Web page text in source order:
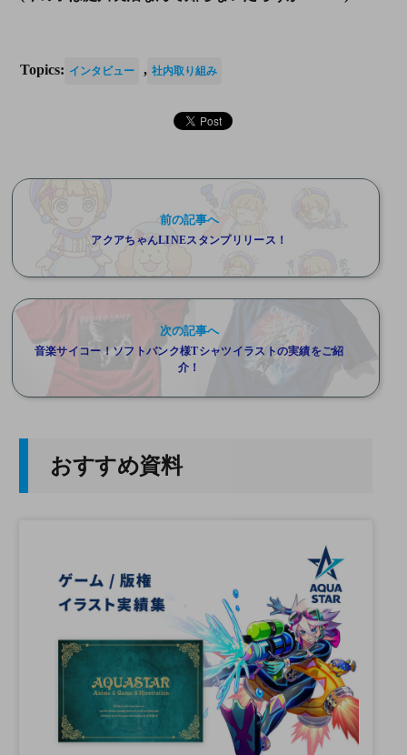
Topics: インタビュー , 社内取り組み
前の記事へ
アクアちゃんLINEスタンプリリース！
次の記事へ
音楽サイコー！ソフトバンク様Tシャツイラストの実績をご紹
介！
おすすめ資料